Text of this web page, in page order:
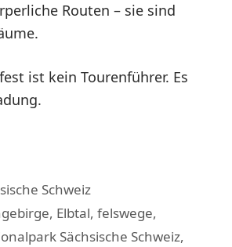
Routen – sie sind
ist kein Tourenführer. Es
Schweiz
, Elbtal,felswege,
Sächsische Schweiz,